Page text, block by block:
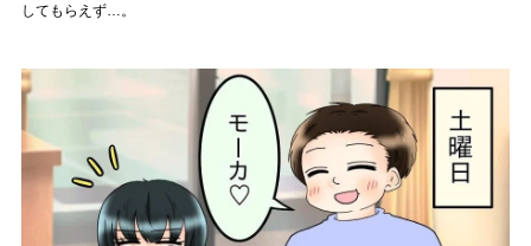
してもらえず…。